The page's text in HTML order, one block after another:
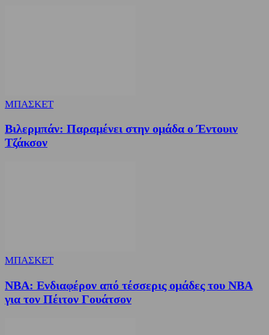
ΜΠΑΣΚΕΤ
Βιλερμπάν: Παραμένει στην ομάδα ο Έντουιν
Τζάκσον
ΜΠΑΣΚΕΤ
NBA: Ενδιαφέρον από τέσσερις ομάδες του NBA
για τον Πέιτον Γουάτσον